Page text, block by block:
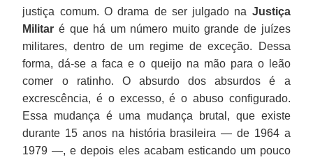
justiça comum. O drama de ser julgado na Justiça
Militar é que há um número muito grande de juízes
militares, dentro de um regime de exceção. Dessa
forma, dá-se a faca e o queijo na mão para o leão
comer o ratinho. O absurdo dos absurdos é a
excrescência, é o excesso, é o abuso configurado.
Essa mudança é uma mudança brutal, que existe
durante 15 anos na história brasileira — de 1964 a
1979 —, e depois eles acabam esticando um pouco